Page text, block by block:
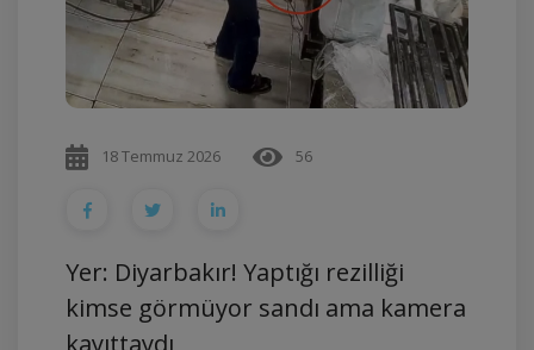
18 Temmuz 2026 56
Yer: Diyarbakır! Yaptığı rezilliği
kimse görmüyor sandı ama kamera